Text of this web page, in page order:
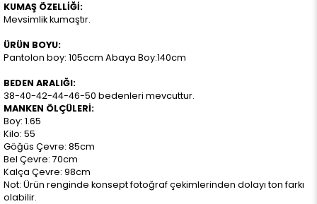
KUMAŞ ÖZELLİĞİ:
Mevsimlik kumaştır.
ÜRÜN BOYU:
Pantolon boy: 105ccm Abaya Boy:140cm
BEDEN ARALIĞI:
38-40-42-44-46-50 bedenleri mevcuttur.
MANKEN ÖLÇÜLERİ:
Boy: 1.65
Kilo: 55
Göğüs Çevre: 85cm
Bel Çevre: 70cm
Kalça Çevre: 98cm
Not: Ürün renginde konsept fotoğraf çekimlerinden dolayı ton farkı
olabilir.